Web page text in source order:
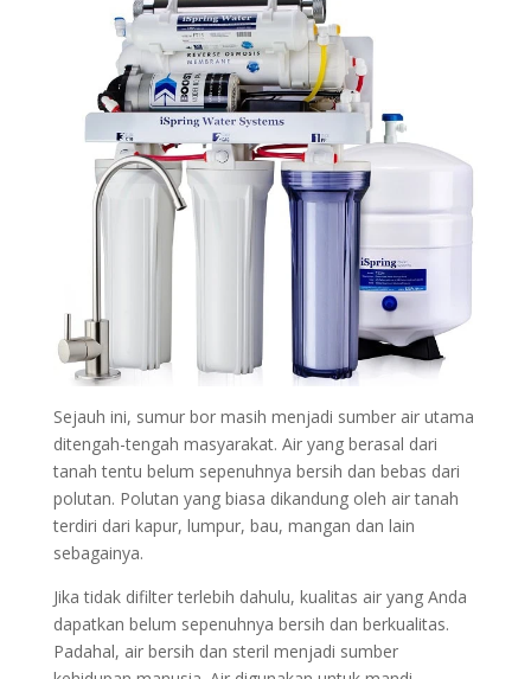
Sejauh ini, sumur bor masih menjadi sumber air utama
ditengah-tengah masyarakat. Air yang berasal dari
tanah tentu belum sepenuhnya bersih dan bebas dari
polutan. Polutan yang biasa dikandung oleh air tanah
terdiri dari kapur, lumpur, bau, mangan dan lain
sebagainya.
Jika tidak difilter terlebih dahulu, kualitas air yang Anda
dapatkan belum sepenuhnya bersih dan berkualitas.
Padahal, air bersih dan steril menjadi sumber